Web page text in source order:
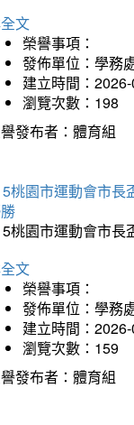
文
榮譽事項：
發佈單位：學務
建立時間：
瀏覽次數：198
發布者：體育組
桃園市運動會市長
桃園市運動會市長
文
榮譽事項：
發佈單位：學務
建立時間：
瀏覽次數：159
發布者：體育組